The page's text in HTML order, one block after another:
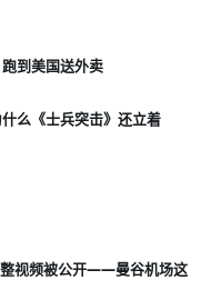
到美国送外卖
么《士兵突击》还立着
视频被公开——曼谷机场这